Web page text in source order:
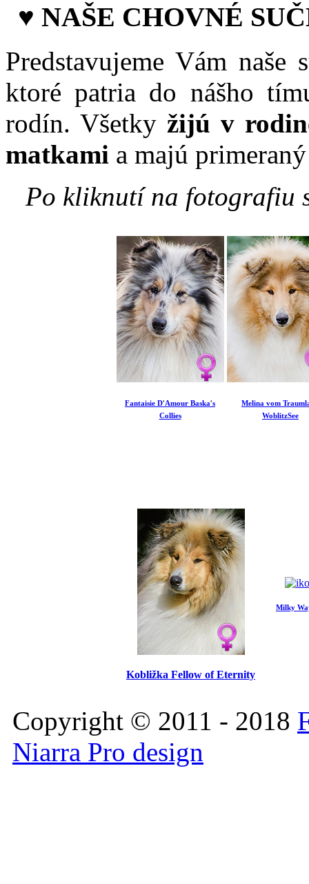
♥ NAŠE CHOVNÉ
Predstavujeme Vám
ktoré patria do nášho
rodín. Všetky žijú v
matkami a majú
Po kliknutí na fotografiu
Fantaisie D'Amour Baska's
Collies
Melina vom
WoblitzSee
Kobližka Fellow of Eternity
Milky
Copyright © 2011 - 2018
Niarra Pro design